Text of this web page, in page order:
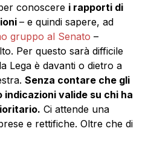
conoscere i rapporti di
– e quindi sapere, ad
gruppo al Senato –
Per questo sarà difficile
Lega è davanti o dietro a
Senza contare che gli
valide su chi ha
Ci attende una
e rettifiche. Oltre che di